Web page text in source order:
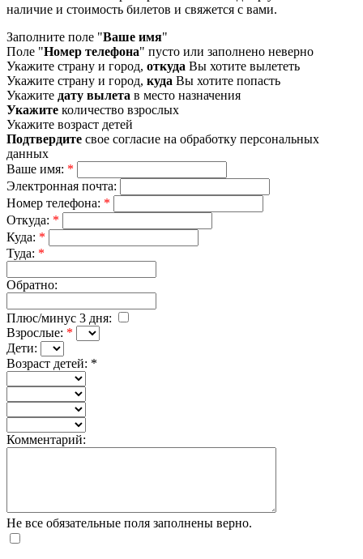
наличие и стоимость билетов и свяжется с вами.
Заполните поле "Ваше имя"
Поле "Номер телефона" пусто или заполнено неверно
Укажите страну и город, откуда Вы хотите вылететь
Укажите страну и город, куда Вы хотите попасть
Укажите дату вылета в место назначения
Укажите количество взрослых
Укажите возраст детей
Подтвердите свое согласие на обработку персональных
данных
Ваше имя: *
Электронная почта:
Номер телефона: *
Откуда: *
Куда: *
Туда: *
Обратно:
Плюс/минус 3 дня:
Взрослые: *
Дети:
Возраст детей: *
Комментарий:
Не все обязательные поля заполнены верно.